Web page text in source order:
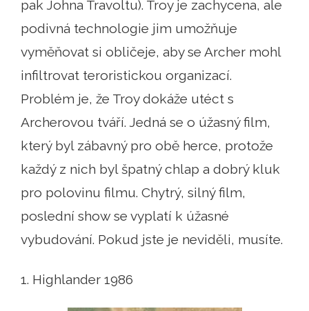
pak Johna Travoltu). Troy je zachycena, ale
podivná technologie jim umožňuje
vyměňovat si obličeje, aby se Archer mohl
infiltrovat teroristickou organizací.
Problém je, že Troy dokáže utéct s
Archerovou tváří. Jedná se o úžasný film,
který byl zábavný pro obě herce, protože
každý z nich byl špatný chlap a dobrý kluk
pro polovinu filmu. Chytrý, silný film,
poslední show se vyplatí k úžasné
vybudování. Pokud jste je neviděli, musíte.
1. Highlander 1986